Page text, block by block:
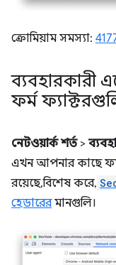
ক্রোমিয়াম সমস্যা:
ব্যবহারকারী
ফর্ম
নেটওয়ার্ক শর্ত>
এখন আপনার কাছে
রয়েছে, বিশেষ করে,
হেডারেরমানগুলি।